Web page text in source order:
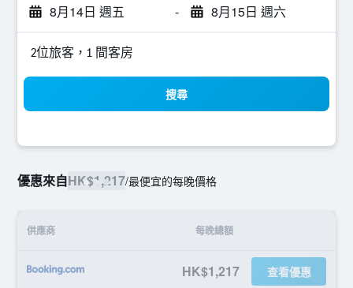
8月14日 週五 - 8月15日 週六
2位旅客，1 間客房
搜尋
優惠來自HK$1,217/最便宜的每晚價格
供應商 每晚總額
HK$1,217 查看優惠